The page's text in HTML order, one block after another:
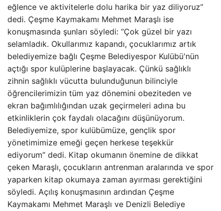
eğlence ve aktivitelerle dolu harika bir yaz diliyoruz”
dedi. Çeşme Kaymakamı Mehmet Maraşlı ise
konuşmasında şunları söyledi: “Çok güzel bir yazı
selamladık. Okullarımız kapandı, çocuklarımız artık
belediyemize bağlı Çeşme Belediyespor Kulübü'nün
açtığı spor kulüplerine başlayacak. Çünkü sağlıklı
zihnin sağlıklı vücutta bulunduğunun bilinciyle
öğrencilerimizin tüm yaz dönemini obeziteden ve
ekran bağımlılığından uzak geçirmeleri adına bu
etkinliklerin çok faydalı olacağını düşünüyorum.
Belediyemize, spor kulübümüze, gençlik spor
yönetimimize emeği geçen herkese teşekkür
ediyorum” dedi. Kitap okumanın önemine de dikkat
çeken Maraşlı, çocukların antrenman aralarında ve spor
yaparken kitap okumaya zaman ayırması gerektiğini
söyledi. Açılış konuşmasının ardından Çeşme
Kaymakamı Mehmet Maraşlı ve Denizli Belediye